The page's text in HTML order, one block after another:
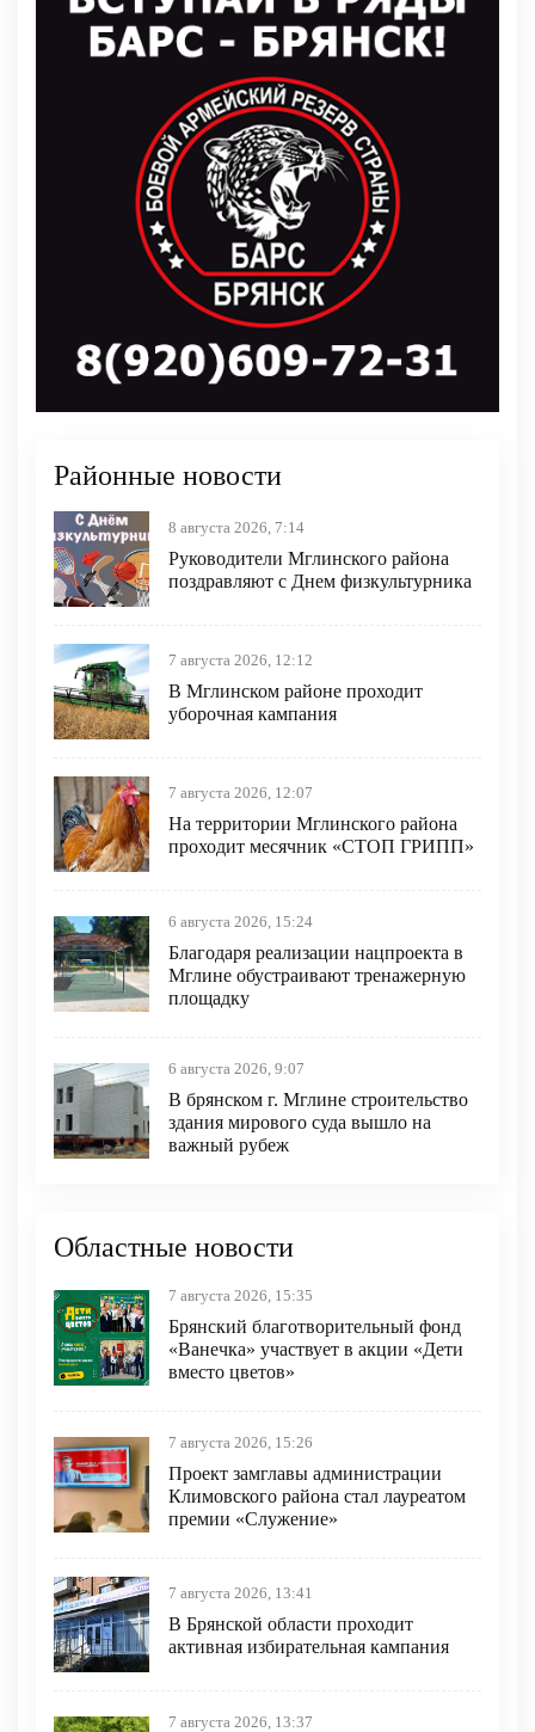
Районные новости
8 августа 2026, 7:14
Руководители Мглинского района
поздравляют с Днем физкультурника
7 августа 2026, 12:12
В Мглинском районе проходит
уборочная кампания
7 августа 2026, 12:07
На территории Мглинского района
проходит месячник «СТОП ГРИПП»
6 августа 2026, 15:24
Благодаря реализации нацпроекта в
Мглине обустраивают тренажерную
площадку
6 августа 2026, 9:07
В брянском г. Мглине строительство
здания мирового суда вышло на
важный рубеж
Областные новости
7 августа 2026, 15:35
Брянский благотворительный фонд
«Ванечка» участвует в акции «Дети
вместо цветов»
7 августа 2026, 15:26
Проект замглавы администрации
Климовского района стал лауреатом
премии «Служение»
7 августа 2026, 13:41
В Брянской области проходит
активная избирательная кампания
7 августа 2026, 13:37